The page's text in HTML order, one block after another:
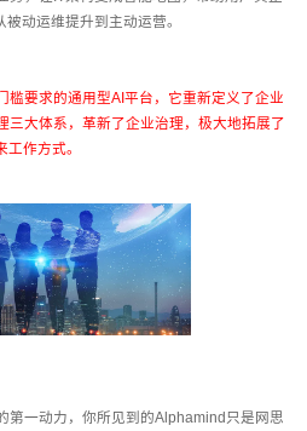
动运维提升到主动运营。
槛要求的通用型AI平台，它重新定义了企业
三大体系，革新了企业治理，极大地拓展了
作方式。
第一动力，你所见到的Alphamind只是网思